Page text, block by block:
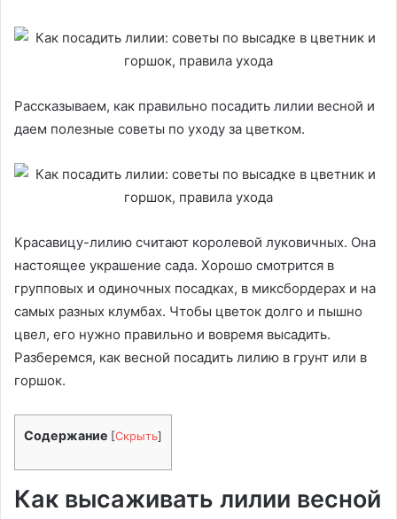
Рассказываем, как правильно посадить лилии весной и
даем полезные советы по уходу за цветком.
Красавицу-лилию считают королевой луковичных. Она
настоящее украшение сада. Хорошо смотрится в
групповых и одиночных посадках, в миксбордерах и на
самых разных клумбах. Чтобы цветок долго и пышно
цвел, его нужно правильно и вовремя высадить.
Разберемся, как весной посадить лилию в грунт или в
горшок.
Содержание [Скрыть]
Как высаживать лилии весной